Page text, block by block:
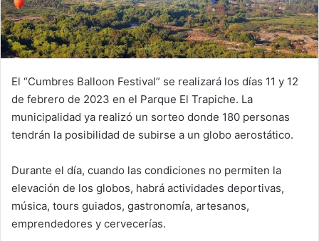
El “Cumbres Balloon Festival” se realizará los días 11 y 12
de febrero de 2023 en el Parque El Trapiche. La
municipalidad ya realizó un sorteo donde 180 personas
tendrán la posibilidad de subirse a un globo aerostático.
Durante el día, cuando las condiciones no permiten la
elevación de los globos, habrá actividades deportivas,
música, tours guiados, gastronomía, artesanos,
emprendedores y cervecerías.